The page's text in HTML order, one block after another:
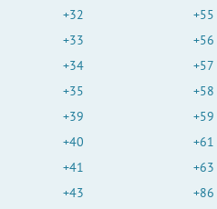
+32
+33
+34
+35
+39
+40
+41
+43
+55
+56
+57
+58
+59
+61
+63
+86